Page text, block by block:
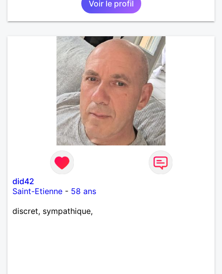
Voir le profil
did42
Saint-Etienne - 58 ans
discret, sympathique,